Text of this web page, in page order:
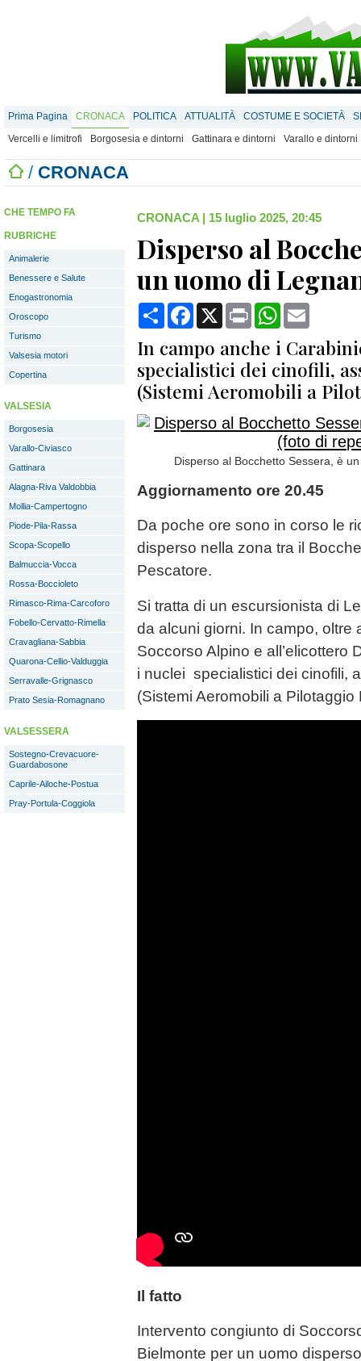
Prima Pagina CRONACA POLITICA ATTUALITÀ COSTUME E SOCIETÀ
Vercelli e limitrofi
Borgosesia e dintorni Gattinara e dintorni Varallo e dintorni
/ CRONACA
CHE TEMPO FA
RUBRICHE
Animalerie
Benessere e Salute
Enogastronomia
Oroscopo
Turismo
Valsesia motori
Copertina
VALSESIA
Borgosesia
Varallo-Civiasco
Gattinara
Alagna-Riva Valdobbia
Mollia-Campertogno
Piode-Pila-Rassa
Scopa-Scopello
Balmuccia-Vocca
Rossa-Boccioleto
Rimasco-Rima-Carcoforo
Fobello-Cervatto-Rimella
Cravagliana-Sabbia
Quarona-Cellio-Valduggia
Serravalle-Grignasco
Prato Sesia-Romagnano
VALSESSERA
Sostegno-Crevacuore-
Guardabosone
Caprile-Ailoche-Postua
Pray-Portula-Coggiola
CRONACA | 15 luglio 2025, 20:45
Disperso al
un uomo di
CondividiFacebook
X Print WhatsApp
In campo anche i
specialistici dei cinofili,
(Sistemi Aeromobili a
Disperso al Bocchetto Sessera, è
Aggiornamento ore 20.45
Da poche ore sono in corso le
disperso nella zona tra il
Pescatore.
Si tratta di un escursionista di
da alcuni giorni. In campo, oltre
Soccorso Alpino e all’elicottero
i nuclei specialistici dei cinofili,
(Sistemi Aeromobili a
Il fatto
Intervento congiunto di
Bielmonte per un uomo